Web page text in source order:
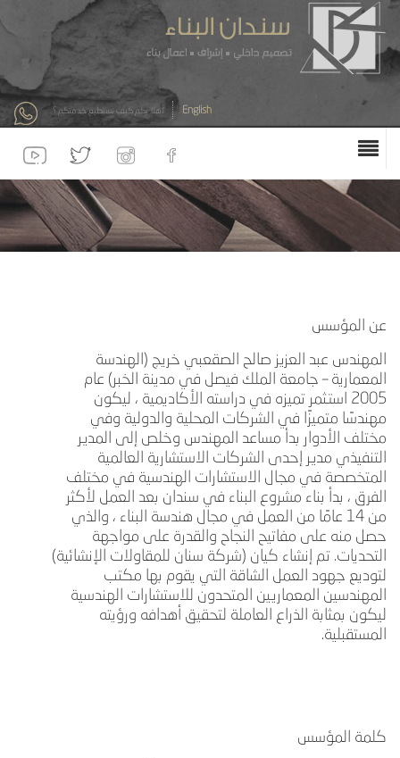
English أهلا بكم كيف نستطيع خدمتكم ؟
عن المؤسس
المهندس عبد العزيز صالح الصقعبي خريج (الهندسة
المعمارية – جامعة الملك فيصل في مدينة الخبر) عام
2005 استثمر تميزه في دراسته الأكاديمية ، ليكون
مهندسًا متميزًا في الشركات المحلية والدولية وفي
مختلف الأدوار بدأ مساعد المهندس وخلص إلى المدير
التنفيذي مدير إحدى الشركات الاستشارية العالمية
المتخصصة في مجال الاستشارات الهندسية في مختلف
الفرق ، بدأ بناء مشروع البناء في سندان بعد العمل لأكثر
من 14 عامًا من العمل في مجال هندسة البناء ، والذي
حصل منه على مفاتيح النجاح والقدرة على مواجهة
التحديات. تم إنشاء كيان (شركة سنان للمقاولات الإنشائية)
لتوديع جهود العمل الشاقة التي يقوم بها مكتب
المهندسين المعماريين المتحدون للاستشارات الهندسية
ليكون بمثابة الذراع العاملة لتحقيق أهدافه ورؤيته
المستقبلية.
كلمة المؤسس